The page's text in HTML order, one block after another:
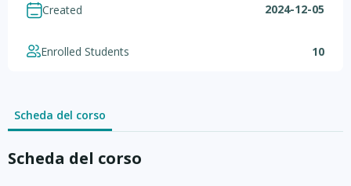
Created 2024-12-05
Enrolled Students 10
Scheda del corso
Scheda del corso